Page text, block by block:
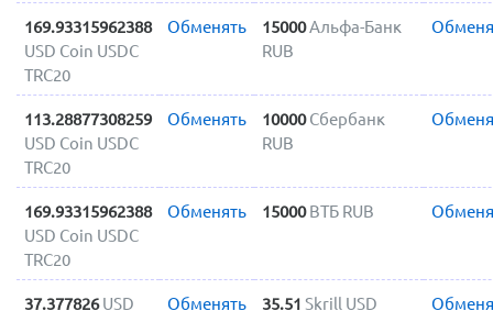
169.93315962388
USD Coin USDC
TRC20
Обменять 15000Альфа-Банк
RUB
113.28877308259
USD Coin USDC
TRC20
Обменять 10000 Сбербанк
RUB
169.93315962388
USD Coin USDC
TRC20
Обменять 15000 ВТБ RUB
37.377826 USD Обменять 35.51 Skrill USD